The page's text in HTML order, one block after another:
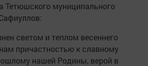
Тетюшского муниципального
светом и теплом весеннего
причастностью к славному
нашей Родины, верой в